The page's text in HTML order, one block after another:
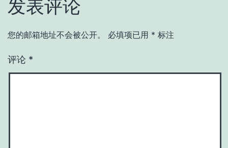
发表评论
您的邮箱地址不会被公开。 必填项已用 * 标注
评论 *